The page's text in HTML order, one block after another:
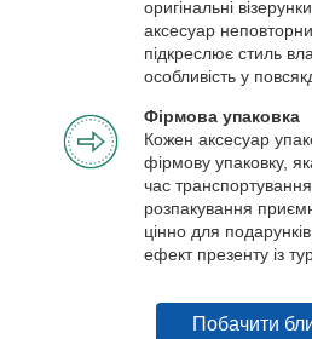
оригінальні
аксесуар
підкреслює стиль
особливість у
Фірмова упаковка
Кожен аксесуар
фірмову упаковку,
час
розпакування
цінно для
ефект презенту із
Побачити